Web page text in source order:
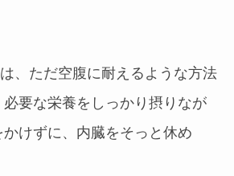
、ただ空腹に耐えるような方法
要な栄養をしっかり摂りなが
けずに、内臓をそっと休め